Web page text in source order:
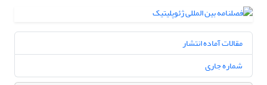
مقالات آماده انتشار
شماره جاری